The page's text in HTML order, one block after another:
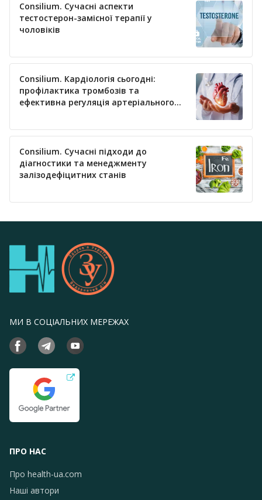
Consilium. Сучасні аспекти
тестостерон-замісної терапії у
чоловіків
Consilium. Кардіологія сьогодні:
профілактика тромбозів та
ефективна регуляція артеріального
Consilium. Сучасні підходи до
діагностики та менеджменту
залізодефіцитних станів
МИ В СОЦІАЛЬНИХ МЕРЕЖАХ
ПРО НАС
Про health-ua.com
Наші автори